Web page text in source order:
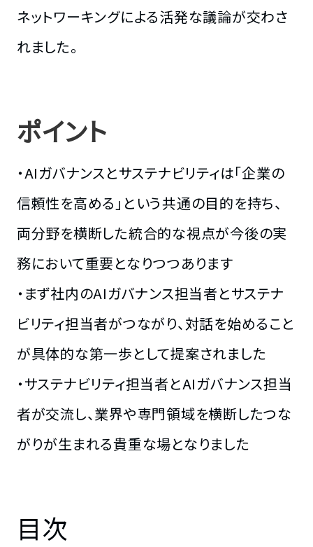
ネットワーキングによる活発な議論が交わさ
れました。
ポイント
・AIガバナンスとサステナビリティは「企業の
信頼性を高める」という共通の目的を持ち、
両分野を横断した統合的な視点が今後の実
務において重要となりつつあります
・まず社内のAIガバナンス担当者とサステナ
ビリティ担当者がつながり、対話を始めること
が具体的な第一歩として提案されました
・サステナビリティ担当者とAIガバナンス担当
者が交流し、業界や専門領域を横断したつな
がりが生まれる貴重な場となりました
目次